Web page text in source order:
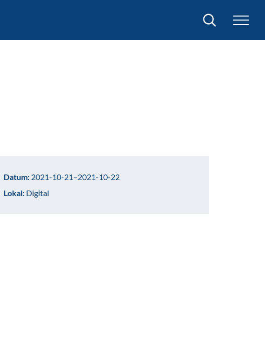
Sök
Datum: 2021-10-21–2021-10-22
Lokal: Digital